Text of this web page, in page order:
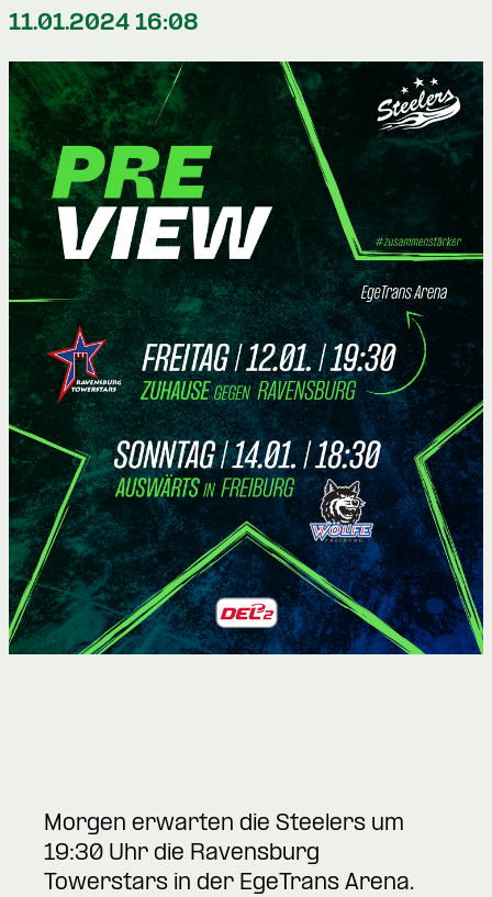
11.01.2024 16:08
Morgen erwarten die Steelers um
19:30 Uhr die Ravensburg
Towerstars in der EgeTrans Arena.